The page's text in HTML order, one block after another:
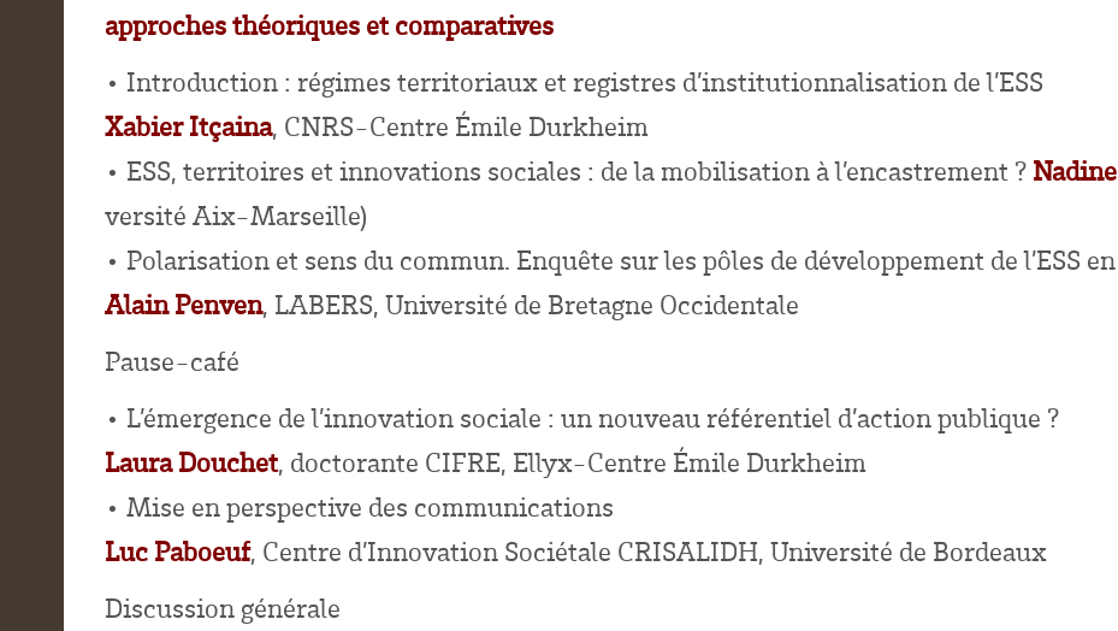
approches théoriques et comparatives
• Introduction : régimes territoriaux et registres d’institutionnalisation de l’ESS
Xabier Itçaina, CNRS-Centre Émile Durkheim
• ESS, territoires et innovations sociales : de la mobilisation à l’encastrement ?
versité Aix-Marseille)
• Polarisation et sens du commun. Enquête sur les pôles de développement de l’ESS
Alain Penven, LABERS, Université de Bretagne Occidentale
Pause-café
• L’émergence de l’innovation sociale : un nouveau référentiel d’action publique ?
Laura Douchet, doctorante CIFRE, Ellyx-Centre Émile Durkheim
• Mise en perspective des communications
Luc Paboeuf, Centre d’Innovation Sociétale CRISALIDH, Université de Bordeaux
Discussion générale